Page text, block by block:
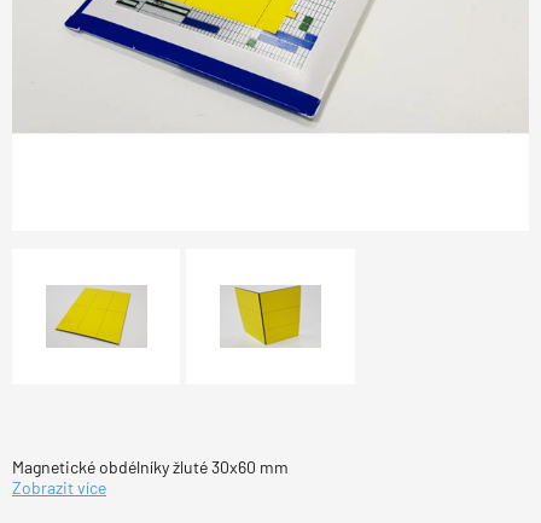
Magnetické obdélníky žluté 30x60 mm
Zobrazit více